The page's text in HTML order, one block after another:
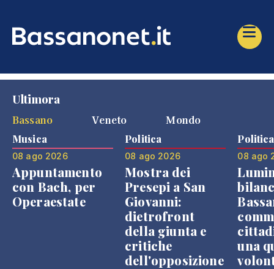
Ultimora
Bassano
Veneto Mondo
Musica
08 ago 2026
Appuntamento
con Bach, per
Operaestate
Politica
08 ago 2026
Mostra dei
Presepi a San
Giovanni:
dietrofront
della giunta e
critiche
dell'opposizione
Politica
08 ago
una